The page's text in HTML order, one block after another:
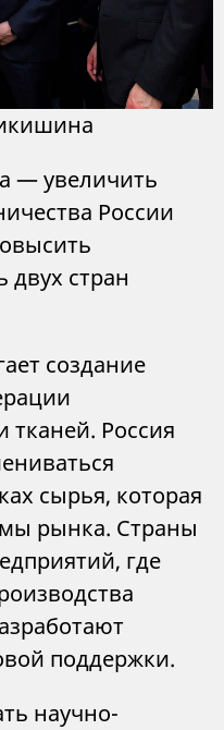
— увеличить
России
двух стран
создание
тканей. Россия
сырья, которая
рынка. Страны
где
поддержки.
научно-